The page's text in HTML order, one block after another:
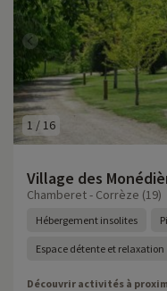
1 / 16
Village des
Chamberet - Corrèze (19)
Hébergement insolites
Espace détente et relaxation
Découvrir activités à